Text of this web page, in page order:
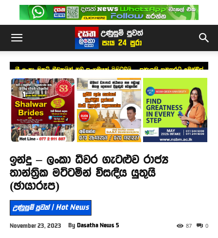
ශ්‍රී ලංකා ක්‍රිකට් ක්‍රීඩකයින් නව සංගමයක් පිහිටුවයි – සභාපති තනතුරට මෙන්ඩිස්
ඉන්දු – ලංකා ධීවර ගැටළුව රාජ්‍ය
තාන්ත්‍රික මට්ටමින් විසඳිය යුතුයි
(ඡායාරූප)
උණුසුම් පුවත් | Hot News
November 23, 2023 By Dasatha News 5 0
87